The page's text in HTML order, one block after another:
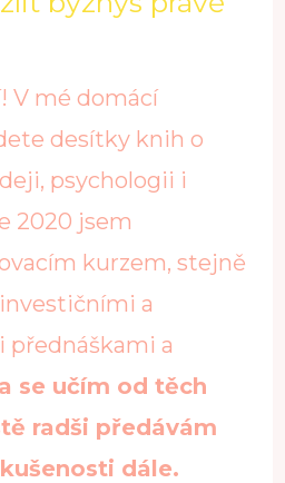
V mé domácí
desítky knih o
psychologii i
2020 jsem
kurzem, stejně
a
a
se učím od těch
radši předávám
dále.